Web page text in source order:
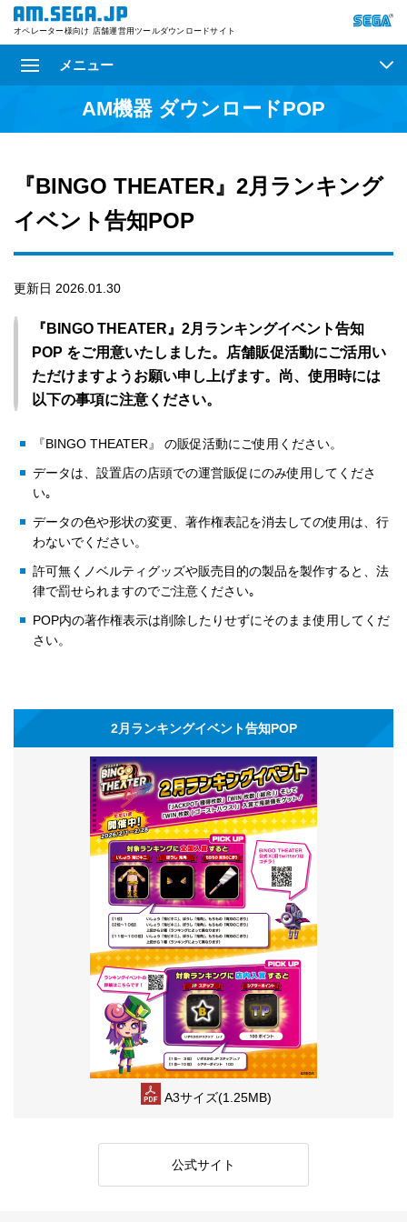
オペレーター様向け 店舗運営用ツールダウンロードサイト
メニュー
AM機器 ダウンロードPOP
『BINGO THEATER』2月ランキング
イベント告知POP
更新日 2026.01.30
『BINGO THEATER』2月ランキングイベント告知
POP をご用意いたしました。店舗販促活動にご活用い
ただけますようお願い申し上げます。尚、使用時には
以下の事項に注意ください。
『BINGO THEATER』 の販促活動にご使用ください。
データは、設置店の店頭での運営販促にのみ使用してくださ
い｡
データの色や形状の変更、著作権表記を消去しての使用は、行
わないでください。
許可無くノベルティグッズや販売目的の製品を製作すると、法
律で罰せられますのでご注意ください｡
POP内の著作権表示は削除したりせずにそのまま使用してくだ
さい。
2月ランキングイベント告知POP
A3サイズ(1.25MB)
公式サイト